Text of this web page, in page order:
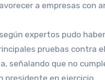
a empresas con
expertos pudo
pruebas contra
señalando que no